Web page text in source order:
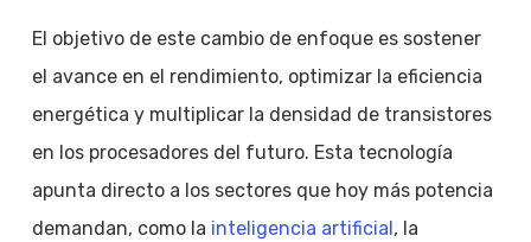
El objetivo de este cambio de enfoque es sostener
el avance en el rendimiento, optimizar la eficiencia
energética y multiplicar la densidad de transistores
en los procesadores del futuro. Esta tecnología
apunta directo a los sectores que hoy más potencia
demandan, como la inteligencia artificial, la